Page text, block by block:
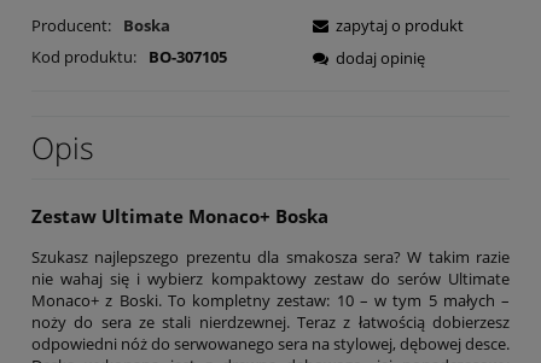
Producent:
Boska
Kod produktu:
BO-307105
zapytaj o produkt
dodaj opinię
Opis
Zestaw Ultimate Monaco+ Boska
Szukasz najlepszego prezentu dla smakosza sera? W takim razie
nie wahaj się i wybierz kompaktowy zestaw do serów Ultimate
Monaco+ z Boski. To kompletny zestaw: 10 – w tym 5 małych –
noży do sera ze stali nierdzewnej. Teraz z łatwością dobierzesz
odpowiedni nóż do serwowanego sera na stylowej, dębowej desce.